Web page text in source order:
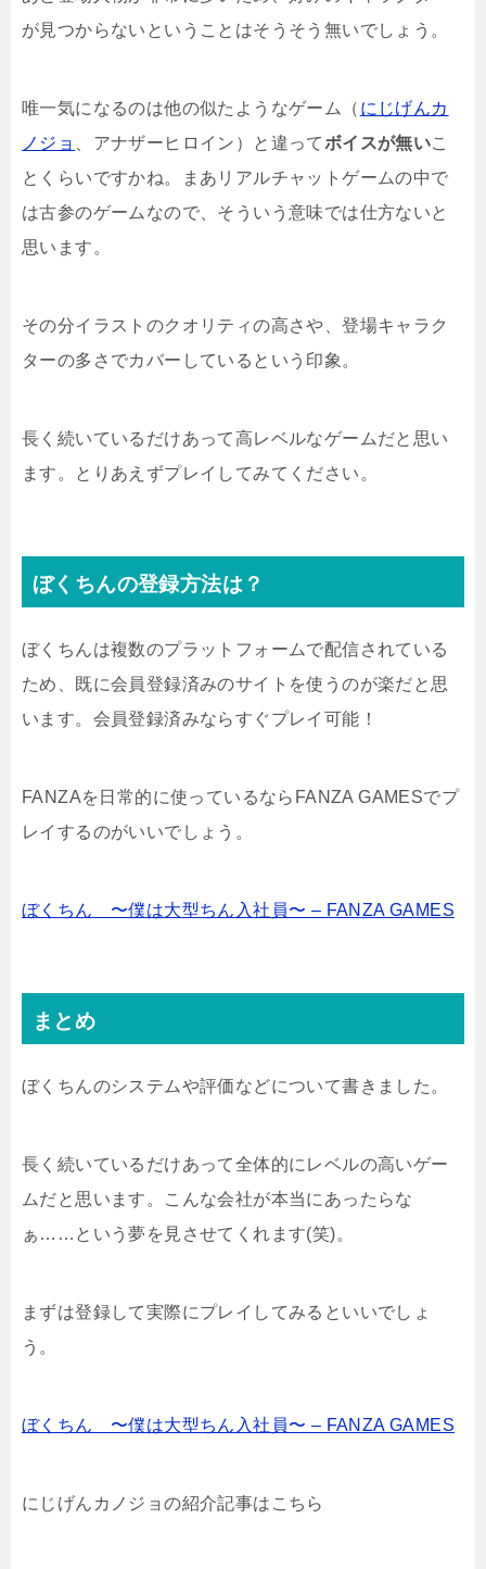
が見つからないということはそうそう無いでしょう。
唯一気になるのは他の似たようなゲーム（ にじげんカ
ノジョ
、アナザーヒロイン）と違ってボイスが無いこ
とくらいですかね。まあリアルチャットゲームの中で
は古参のゲームなので、そういう意味では仕方ないと
思います。
その分イラストのクオリティの高さや、登場キャラク
ターの多さでカバーしているという印象。
長く続いているだけあって高レベルなゲームだと思い
ます。とりあえずプレイしてみてください。
ぼくちんの登録方法は？
ぼくちんは複数のプラットフォームで配信されている
ため、既に会員登録済みのサイトを使うのが楽だと思
います。会員登録済みならすぐプレイ可能！
FANZAを日常的に使っているならFANZA GAMESでプ
レイするのがいいでしょう。
ぼくちん 〜僕は大型ちん入社員〜 – FANZA GAMES
まとめ
ぼくちんのシステムや評価などについて書きました。
長く続いているだけあって全体的にレベルの高いゲー
ムだと思います。こんな会社が本当にあったらな
ぁ……という夢を見させてくれます(笑)。
まずは登録して実際にプレイしてみるといいでしょ
う。
ぼくちん 〜僕は大型ちん入社員〜 – FANZA GAMES
にじげんカノジョの紹介記事はこちら